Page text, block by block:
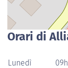
Orari di
Lunedì